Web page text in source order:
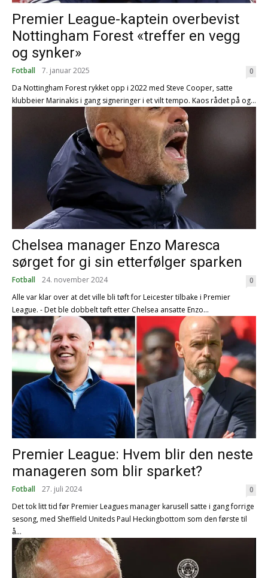
Premier League-kaptein overbevist
Nottingham Forest «treffer en vegg
og synker»
Fotball 7. januar 2025
0
Da Nottingham Forest rykket opp i 2022 med Steve Cooper, satte
klubbeier Marinakis i gang signeringer i et vilt tempo. Kaos rådet på og...
Chelsea manager Enzo Maresca
sørget for gi sin etterfølger sparken
Fotball 24. november 2024
0
Alle var klar over at det ville bli tøft for Leicester tilbake i Premier
League. - Det ble dobbelt tøft etter Chelsea ansatte Enzo...
Premier League: Hvem blir den neste
manageren som blir sparket?
Fotball 27. juli 2024
0
Det tok litt tid før Premier Leagues manager karusell satte i gang forrige
sesong, med Sheffield Uniteds Paul Heckingbottom som den første til
å...